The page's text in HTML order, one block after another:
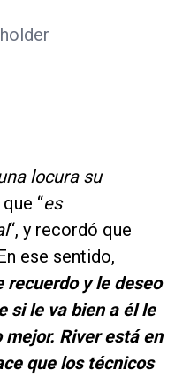
locura su
“es
“, y recordó que
ese sentido,
recuerdo y le deseo
si le va bien a él le
mejor. River está en
que los técnicos